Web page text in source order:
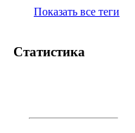
Показать все теги
Статистика